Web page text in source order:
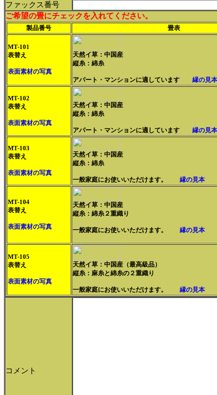
ファックス番号
ご希望の畳にチェックを入れてください。
製品番号 畳表
MT-101
表替え
表面素材の写真
天然イ草：中国産
縦糸：綿糸
アパート・マンションに適しています 縁の見本
MT-102
表替え
表面素材の写真
天然イ草：中国産
縦糸：綿糸
アパート・マンションに適しています 縁の見本
MT-103
表替え
表面素材の写真
天然イ草：中国産
縦糸：綿糸
一般家庭にお使いいただけます。 縁の見本
MT-104
表替え
表面素材の写真
天然イ草：中国産
縦糸：綿糸２重織り
一般家庭にお使いいただけます。 縁の見本
MT-105
表替え
表面素材の写真
天然イ草：中国産（最高級品）
縦糸：麻糸と綿糸の２重織り
一般家庭にお使いいただけます。 縁の見本
コメント